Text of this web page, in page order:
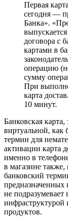
Первая
сегодня —
Банка».
договора с
картами в
операцию
сумму
При
карта
10 минут.
Банковская
виртуальной, как
термин для
активации карта
именно в
в магазине также,
банковский
предназначенных
не подразумевает
продуктов.